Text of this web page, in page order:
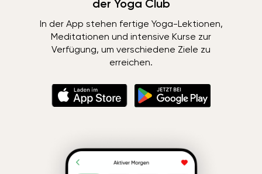
der Yoga Club
In der App stehen fertige Yoga-Lektionen,
Meditationen und intensive Kurse zur
Verfügung, um verschiedene Ziele zu
erreichen.